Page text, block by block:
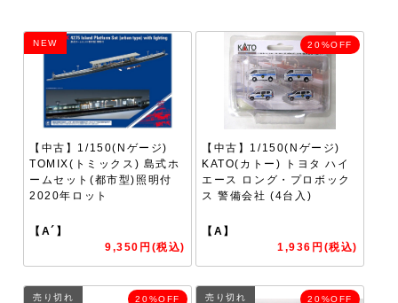
NEW
【中古】1/150(Nゲージ)
TOMIX(トミックス) 島式ホ
ームセット(都市型)照明付
2020年ロット
【A´】
9,350円(税込)
20%OFF
【中古】1/150(Nゲージ)
KATO(カトー) トヨタ ハイ
エース ロング・プロボック
ス 警備会社 (4台入)
【A】
1,936円(税込)
売り切れ 20%OFF 売り切れ 20%OFF